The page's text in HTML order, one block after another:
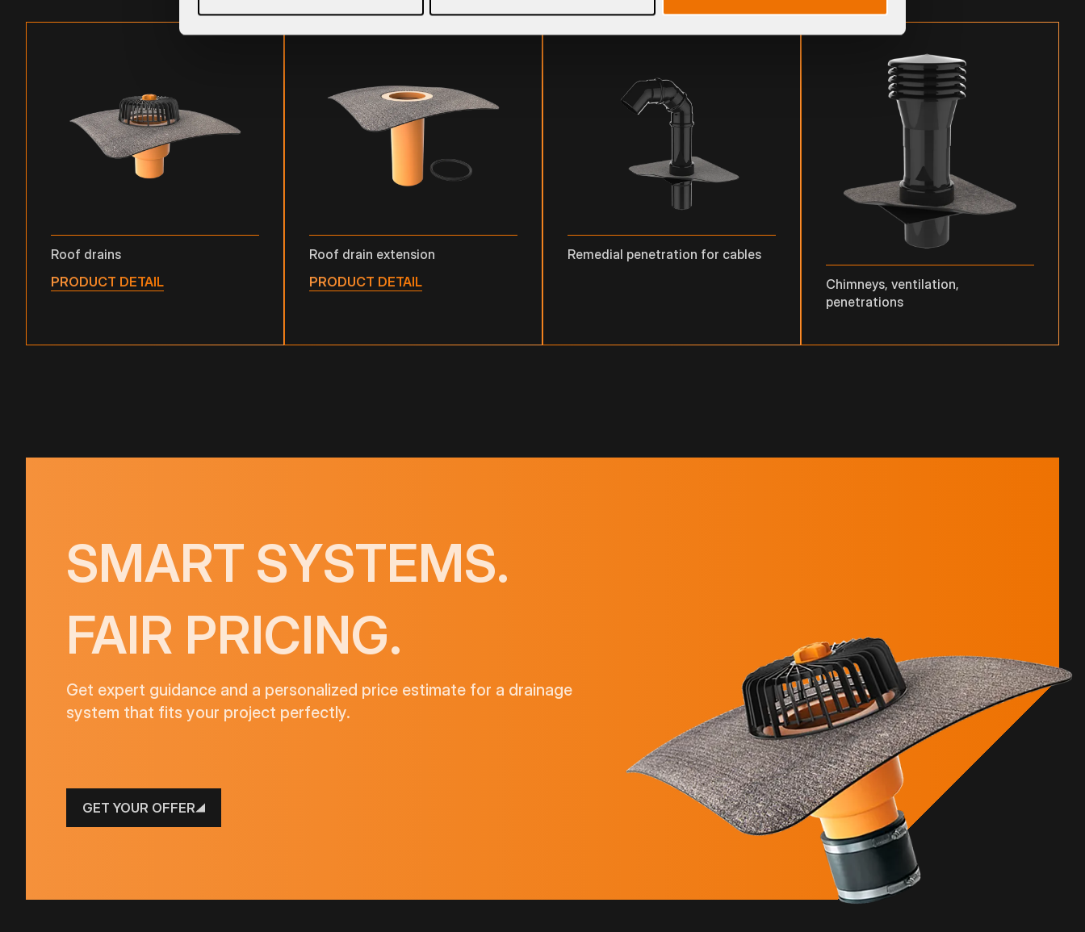
Roof drains
PRODUCT DETAIL
Roof drain extension
PRODUCT DETAIL
Remedial penetration for cables
Chimneys, ventilation,
penetrations
SMART SYSTEMS.
FAIR PRICING.
Get expert guidance and a personalized price estimate for a drainage
system that fits your project perfectly.
GET YOUR OFFER